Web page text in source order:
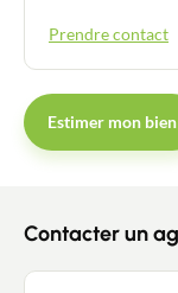
Prendre contact
Estimer mon bien
Contacter un